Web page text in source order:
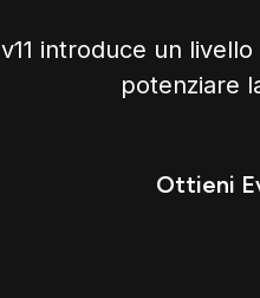
introduce un
potenziare
Ottieni